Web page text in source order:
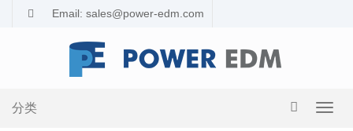
Email: sales@power-edm.com
导
分类